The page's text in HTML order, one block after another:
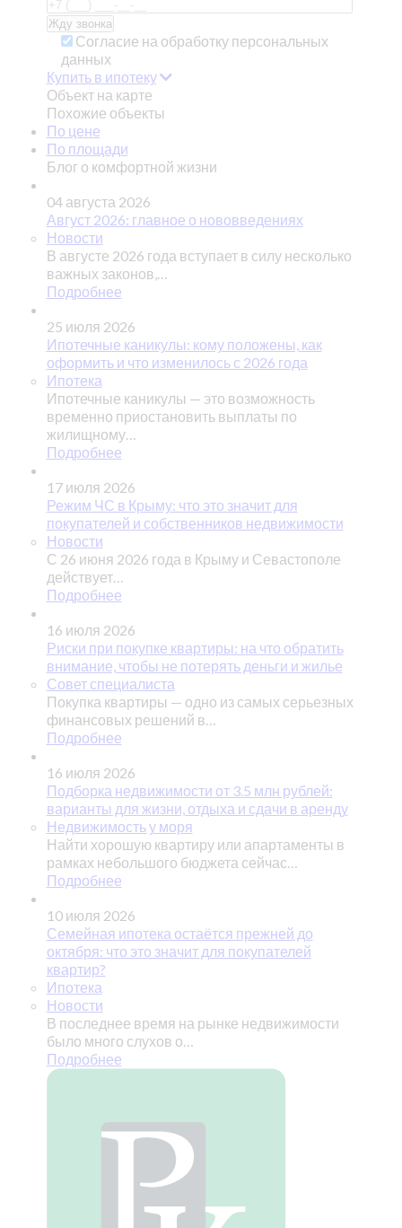
Согласие на обработку персональных
данных
Купить в ипотеку
Объект на карте
Похожие объекты
По цене
По площади
Блог о комфортной жизни
04 августа 2026
Август 2026: главное о нововведениях
Новости
В августе 2026 года вступает в силу несколько
важных законов,…
Подробнее
25 июля 2026
Ипотечные каникулы: кому положены, как
оформить и что изменилось с 2026 года
Ипотека
Ипотечные каникулы — это возможность
временно приостановить выплаты по
жилищному…
Подробнее
17 июля 2026
Режим ЧС в Крыму: что это значит для
покупателей и собственников недвижимости
Новости
С 26 июня 2026 года в Крыму и Севастополе
действует…
Подробнее
16 июля 2026
Риски при покупке квартиры: на что обратить
внимание, чтобы не потерять деньги и жилье
Совет специалиста
Покупка квартиры — одно из самых серьезных
финансовых решений в…
Подробнее
16 июля 2026
Подборка недвижимости от 3.5 млн рублей:
варианты для жизни, отдыха и сдачи в аренду
Недвижимость у моря
Найти хорошую квартиру или апартаменты в
рамках небольшого бюджета сейчас…
Подробнее
10 июля 2026
Семейная ипотека остаётся прежней до
октября: что это значит для покупателей
квартир?
Ипотека
Новости
В последнее время на рынке недвижимости
было много слухов о…
Подробнее